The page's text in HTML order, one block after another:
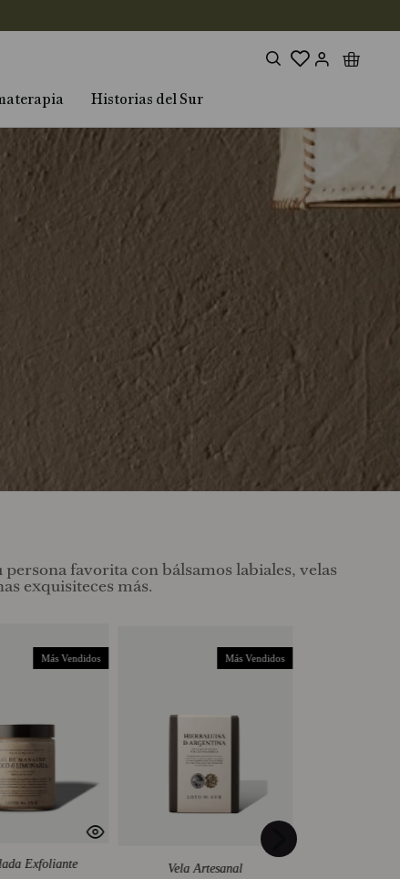
Historias del Sur
favorita con bálsamos labiales, velas
exquisiteces más.
Más Vendidos
Exfoliante
Más Vendidos
Vela Artesanal